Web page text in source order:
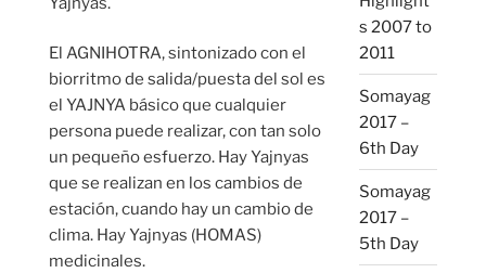
El AGNIHOTRA, sintonizado con el
biorritmo de salida/puesta del sol es
el YAJNYA básico que cualquier
persona puede realizar, con tan solo
un pequeño esfuerzo. Hay Yajnyas
que se realizan en los cambios de
estación, cuando hay un cambio de
clima. Hay Yajnyas (HOMAS)
medicinales.
s 2007 to
2011
Somayag
2017 –
6th Day
Somayag
2017 –
5th Day